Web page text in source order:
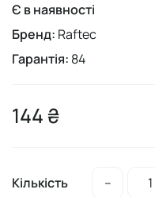
Є в наявності
Бренд: Raftec
Гарантія: 84
144 ₴
Кількість –